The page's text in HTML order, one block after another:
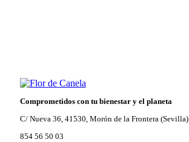
Comprometidos con tu bienestar y el planeta
C/ Nueva 36, 41530, Morón de la Frontera (Sevilla)
854 56 50 03